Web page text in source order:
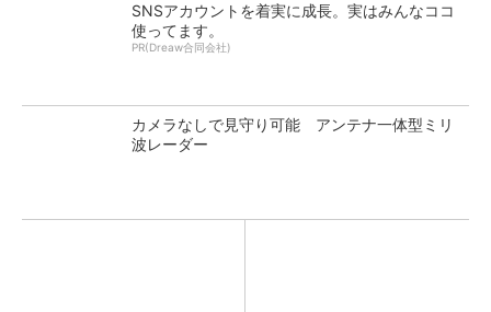
SNSアカウントを着実に成長。実はみんなココ
使ってます。
PR(Dreaw合同会社)
カメラなしで見守り可能 アンテナ一体型ミリ
波レーダー